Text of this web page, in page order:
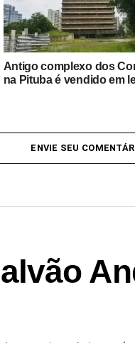
Antigo complexo dos
na Pituba é vendido em
ENVIE SEU